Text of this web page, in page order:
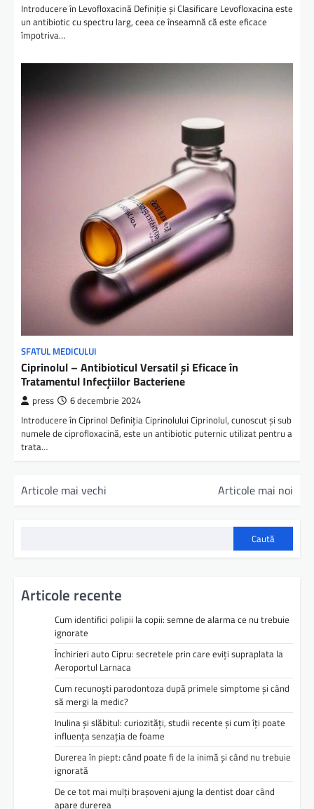
Introducere în Levofloxacină Definiție și Clasificare Levofloxacina este
un antibiotic cu spectru larg, ceea ce înseamnă că este eficace
împotriva…
SFATUL MEDICULUI
Ciprinolul – Antibioticul Versatil și Eficace în
Tratamentul Infecțiilor Bacteriene
press 6 decembrie 2024
Introducere în Ciprinol Definiția Ciprinolului Ciprinolul, cunoscut și sub
numele de ciprofloxacină, este un antibiotic puternic utilizat pentru a
trata…
N
a
Articole mai vechi Articole mai noi
Caută
Articole recente
Cum identifici polipii la copii: semne de alarma ce nu trebuie
ignorate
Închirieri auto Cipru: secretele prin care eviți supraplata la
Aeroportul Larnaca
Cum recunoști parodontoza după primele simptome și când
să mergi la medic?
Inulina și slăbitul: curiozități, studii recente și cum îți poate
influența senzația de foame
Durerea în piept: când poate fi de la inimă și când nu trebuie
ignorată
De ce tot mai mulți brașoveni ajung la dentist doar când
apare durerea